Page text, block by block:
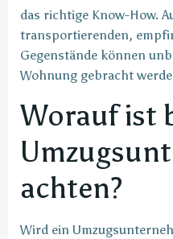
das richtige Know-How.
transportierenden,
Gegenstände können
Wohnung gebracht
Worauf ist
achten?
Wird ein